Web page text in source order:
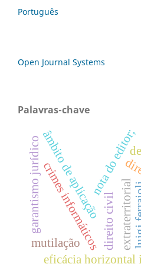
Português
Open Journal Systems
Palavras-chave
nota do editor;
âmbito de aplicação extraterritorial
eficácia horizontal
crimes informáticos
garantismo jurídico direito civil
mutilação